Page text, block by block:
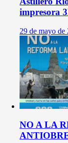
impresora
29 de mayo de
NO A LA